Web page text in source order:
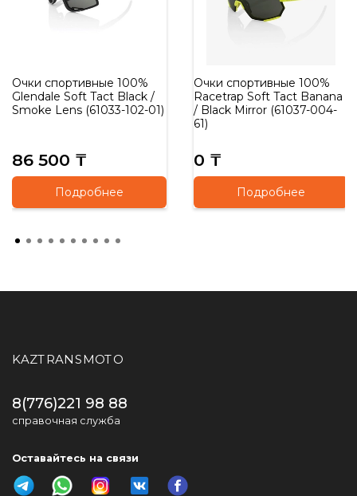
Очки спортивные 100%
Glendale Soft Tact Black /
Smoke Lens (61033-102-01)
86 500 ₸
Подробнее
Очки спортивные 100%
Racetrap Soft Tact Banana
/ Black Mirror (61037-004-
61)
0 ₸
Подробнее
KAZTRANSMOTO
8(776)221 98 88
справочная служба
Оставайтесь на связи